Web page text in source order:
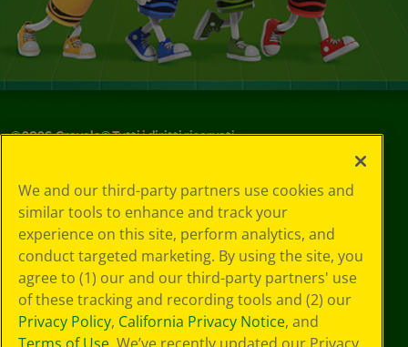
©2026Crayola® Tutti i diritti riservati.
in materia di
privacy
Informativa sulla
privacy
Termini SMS
GDPR
Informativa sulla
privacy di CA
We and our third-party partners use cookies and
similar tools to enhance and track your
experience on this site, perform analytics, and
conduct targeted marketing. By using the site, you
agree to (1) our and our third-party partners' use
of these tracking and recording tools and (2) our
Privacy Policy, California Privacy Notice, and